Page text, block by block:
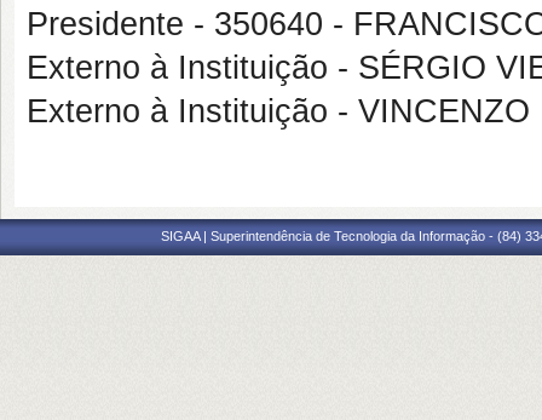
Presidente - 350640 -
Externo à Instituição - SÉRGIO
Externo à Instituição - VINCENZO
SIGAA | Superintendência de Tecnologia da Informação - (84)